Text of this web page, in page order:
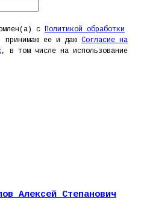
с
Политикой обработки
принимаю ее и даю Согласие на
, в том числе на использование
Алексей Степанович